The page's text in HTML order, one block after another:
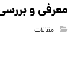
معرفی و
مقالات